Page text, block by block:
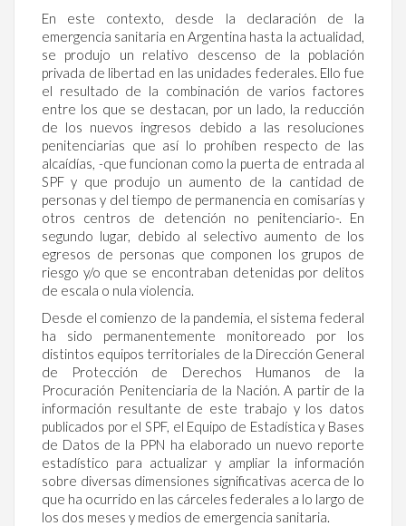
En este contexto, desde la declaración de la
emergencia sanitaria en Argentina hasta la actualidad,
se produjo un relativo descenso de la población
privada de libertad en las unidades federales. Ello fue
el resultado de la combinación de varios factores
entre los que se destacan, por un lado, la reducción
de los nuevos ingresos debido a las resoluciones
penitenciarias que así lo prohíben respecto de las
alcaídías, -que funcionan como la puerta de entrada al
SPF y que produjo un aumento de la cantidad de
personas y del tiempo de permanencia en comisarías y
otros centros de detención no penitenciario-. En
segundo lugar, debido al selectivo aumento de los
egresos de personas que componen los grupos de
riesgo y/o que se encontraban detenidas por delitos
de escala o nula violencia.
Desde el comienzo de la pandemia, el sistema federal
ha sido permanentemente monitoreado por los
distintos equipos territoriales de la Dirección General
de Protección de Derechos Humanos de la
Procuración Penitenciaria de la Nación. A partir de la
información resultante de este trabajo y los datos
publicados por el SPF, el Equipo de Estadística y Bases
de Datos de la PPN ha elaborado un nuevo reporte
estadístico para actualizar y ampliar la información
sobre diversas dimensiones significativas acerca de lo
que ha ocurrido en las cárceles federales a lo largo de
los dos meses y medios de emergencia sanitaria.